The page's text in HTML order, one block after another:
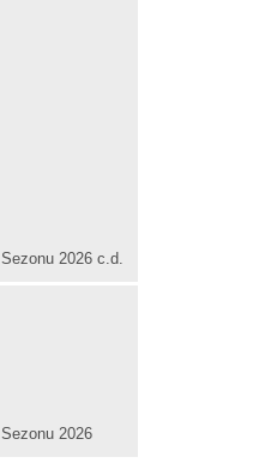
2026 c.d.
2026